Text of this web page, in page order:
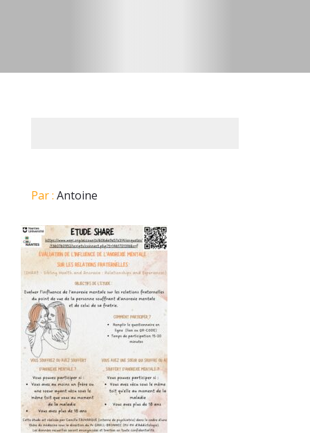
Par : Antoine